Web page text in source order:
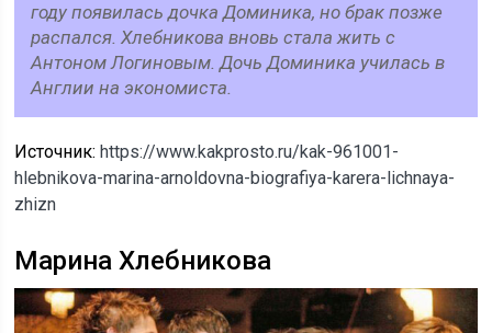
году появилась дочка Доминика, но брак позже
распался. Хлебникова вновь стала жить с
Антоном Логиновым. Дочь Доминика училась в
Англии на экономиста.
Источник:https://www.kakprosto.ru/kak-961001-
hlebnikova-marina-arnoldovna-biografiya-karera-lichnaya-
zhizn
Марина Хлебникова